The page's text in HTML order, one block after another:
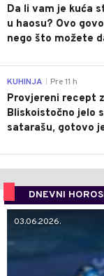
Da li vam je kuća
u haosu? Ovo
nego što možete
KUHINJA Pre 11 h
Provjereni recept
Bliskoistočno jelo
satarašu, gotovo
DNEVNI
03.06.2026.